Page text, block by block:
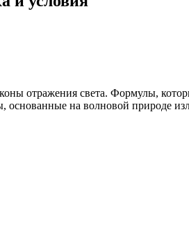
отражения света. Формулы,
на волновой природе